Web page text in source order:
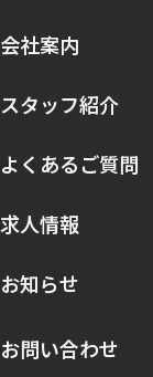
会社案内
スタッフ紹介
よくあるご質問
求人情報
お知らせ
お問い合わせ